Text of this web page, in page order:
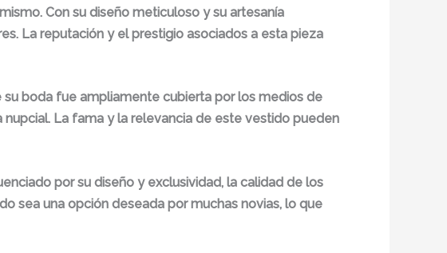
Con su diseño meticuloso y su artesanía
La reputación y el prestigio asociados a esta pieza
boda fue ampliamente cubierta por los medios de
La fama y la relevancia de este vestido pueden
por su diseño y exclusividad, la calidad de los
sea una opción deseada por muchas novias, lo que